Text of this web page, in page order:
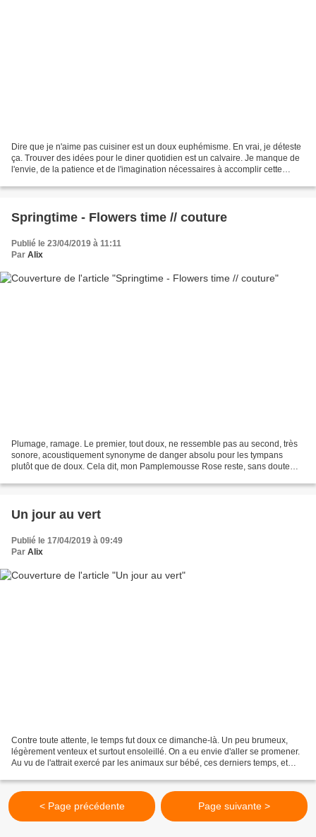
Dire que je n'aime pas cuisiner est un doux euphémisme. En vrai, je déteste
ça. Trouver des idées pour le diner quotidien est un calvaire. Je manque de
l'envie, de la patience et de l'imagination nécessaires à accomplir cette
Springtime - Flowers time // couture
Publié le 23/04/2019 à 11:11
Par Alix
Plumage, ramage. Le premier, tout doux, ne ressemble pas au second, très
sonore, acoustiquement synonyme de danger absolu pour les tympans
plutôt que de doux. Cela dit, mon Pamplemousse Rose reste, sans doute
Un jour au vert
Publié le 17/04/2019 à 09:49
Par Alix
Contre toute attente, le temps fut doux ce dimanche-là. Un peu brumeux,
légèrement venteux et surtout ensoleillé. On a eu envie d'aller se promener.
Au vu de l'attrait exercé par les animaux sur bébé, ces derniers temps, et
< Page précédente Page suivante >